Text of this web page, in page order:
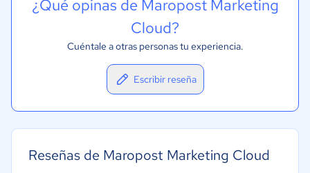
¿Qué opinas de Maropost Marketing
Cloud?
Cuéntale a otras personas tu experiencia.
Escribir reseña
Reseñas de Maropost Marketing Cloud